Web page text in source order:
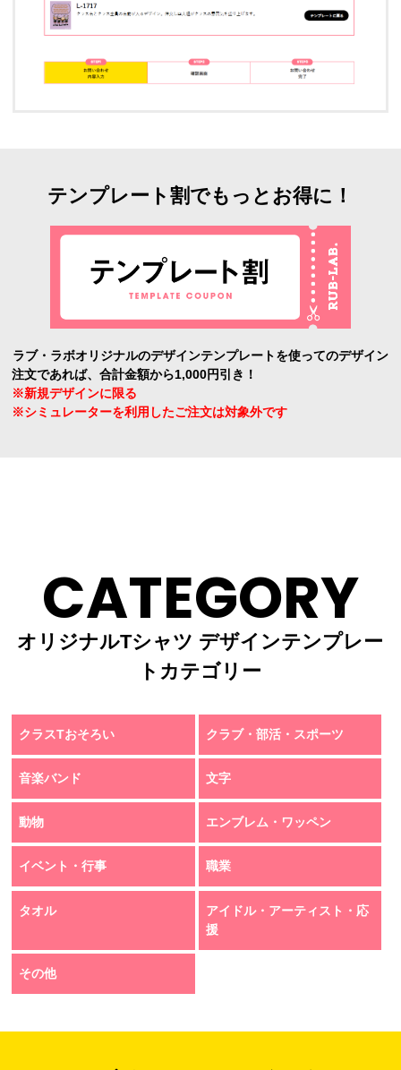
テンプレート割でもっとお得に！
ラブ・ラボオリジナルのデザインテンプレートを使ってのデザイン
注文であれば、合計金額から1,000円引き！
※新規デザインに限る
※シミュレーターを利用したご注文は対象外です
CATEGORY
オリジナルTシャツ デザインテンプレー
トカテゴリー
クラスTおそろい クラブ・部活・スポーツ
音楽バンド 文字
動物 エンブレム・ワッペン
イベント・行事 職業
タオル
アイドル・アーティスト・応
援
その他